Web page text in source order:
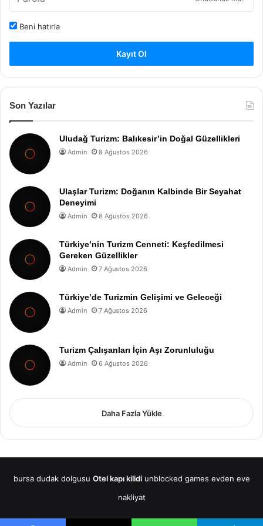
Beni hatırla
Kayıt Ol
Son Yazılar
Uludağ Turizm: Balıkesir’in Doğal Güzellikleri
Admin 8 Ağustos 2026
Ulaşlar Turizm: Doğanın Kalbinde Bir Seyahat
Deneyimi
Admin 8 Ağustos 2026
Türkiye’nin Turizm Cenneti: Keşfedilmesi
Gereken Güzellikler
Admin 7 Ağustos 2026
Türkiye’de Turizmin Gelişimi ve Geleceği
Admin 7 Ağustos 2026
Turizm Çalışanları İçin Aşı Zorunluluğu
Admin 6 Ağustos 2026
Daha Fazla Yükle
bursa dudak dolgusu Otel kapı kilidi unblocked games evden eve
nakliyat